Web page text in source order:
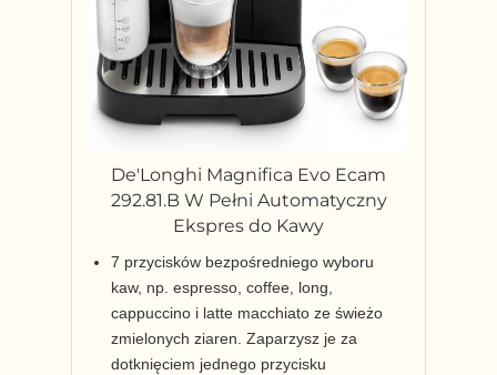
De'Longhi Magnifica Evo Ecam
292.81.B W Pełni Automatyczny
Ekspres do Kawy
7 przycisków bezpośredniego wyboru
kaw, np. espresso, coffee, long,
cappuccino i latte macchiato ze świeżo
zmielonych ziaren. Zaparzysz je za
dotknięciem jednego przycisku